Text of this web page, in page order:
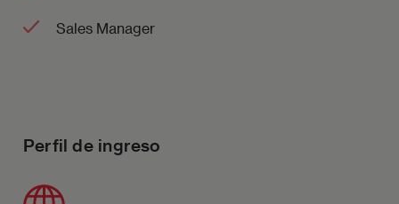
Sales Manager
Perfil de ingreso
Imagen